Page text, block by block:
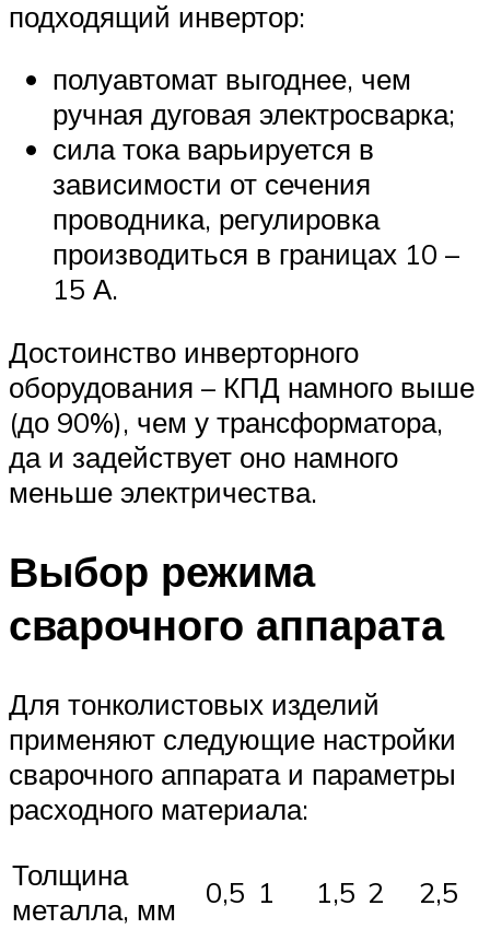
подходящий инвертор:
полуавтомат выгоднее, чем
ручная дуговая электросварка;
сила тока варьируется в
зависимости от сечения
проводника, регулировка
производиться в границах 10 –
15 А.
Достоинство инверторного
оборудования – КПД намного выше
(до 90%), чем у трансформатора,
да и задействует оно намного
меньше электричества.
Выбор режима
сварочного аппарата
Для тонколистовых изделий
применяют следующие настройки
сварочного аппарата и параметры
расходного материала:
Толщина
металла, мм
0,5 1 1,5 2
2,5